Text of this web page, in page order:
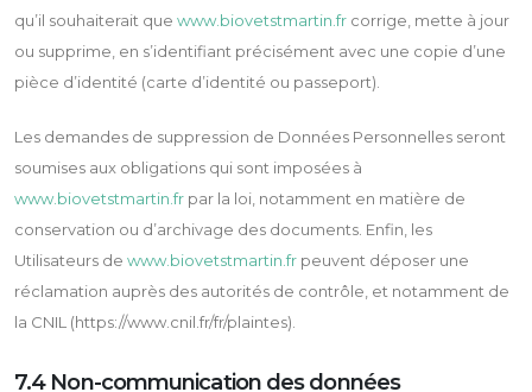
qu’il souhaiterait que www.biovetstmartin.fr corrige, mette à jour
ou supprime, en s’identifiant précisément avec une copie d’une
pièce d’identité (carte d’identité ou passeport).
Les demandes de suppression de Données Personnelles seront
soumises aux obligations qui sont imposées à
www.biovetstmartin.fr par la loi, notamment en matière de
conservation ou d’archivage des documents. Enfin, les
Utilisateurs de www.biovetstmartin.fr peuvent déposer une
réclamation auprès des autorités de contrôle, et notamment de
la CNIL (https://www.cnil.fr/fr/plaintes).
7.4 Non-communication des données